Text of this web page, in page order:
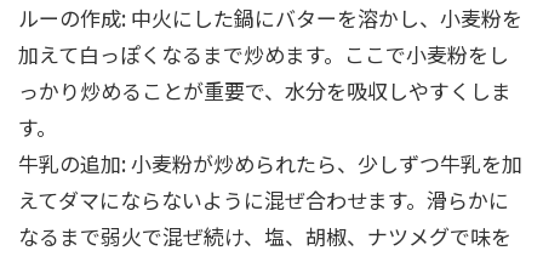
ルーの作成: 中火にした鍋にバターを溶かし、小麦粉を
加えて白っぽくなるまで炒めます。ここで小麦粉をし
っかり炒めることが重要で、水分を吸収しやすくしま
す。
牛乳の追加: 小麦粉が炒められたら、少しずつ牛乳を加
えてダマにならないように混ぜ合わせます。滑らかに
なるまで弱火で混ぜ続け、塩、胡椒、ナツメグで味を